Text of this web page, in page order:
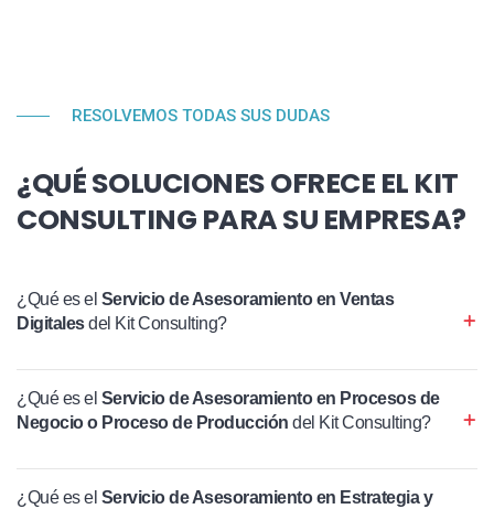
RESOLVEMOS TODAS SUS DUDAS
¿QUÉ SOLUCIONES OFRECE EL KIT
CONSULTING PARA SU EMPRESA?
¿Qué es el Servicio de Asesoramiento en Ventas
Digitalesdel Kit Consulting?
¿Qué es el Servicio de Asesoramiento en Procesos de
Negocio o Proceso de Producción del Kit Consulting?
¿Qué es el Servicio de Asesoramiento en Estrategia y